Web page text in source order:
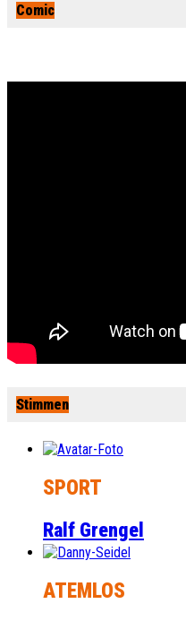
Comic
Stimmen
SPORT
Ralf Grengel
ATEMLOS